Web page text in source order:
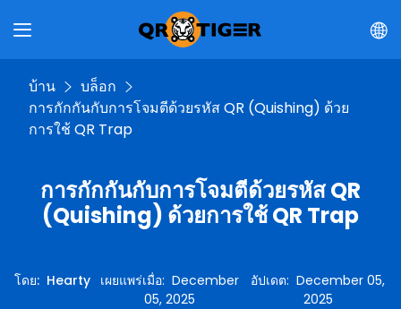
บ้าน
บล็อก
การกักกันกับการโจมตีด้วยรหัส QR (Quishing) ด้วย
การใช้ QR Trap
การกักกันกับการโจมตีด้วยรหัส QR
(Quishing) ด้วยการใช้ QR Trap
โดย: Hearty เผยแพร่เมื่อ:December
05, 2025
อัปเดต:December 05,
2025